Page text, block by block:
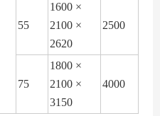
55
1600 ×
2100 ×
2620
2500
75
1800 ×
2100 ×
3150
4000